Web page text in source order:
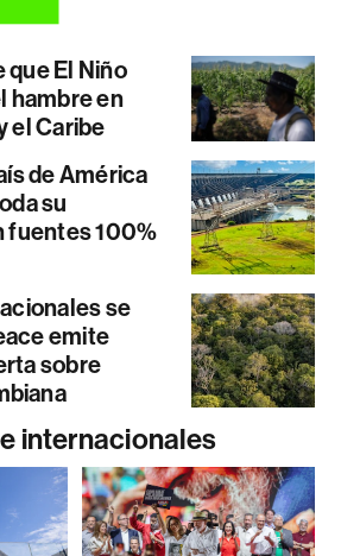
que El Niño
hambre en
el Caribe
de América
su
fuentes 100%
se
emite
sobre
internacionales